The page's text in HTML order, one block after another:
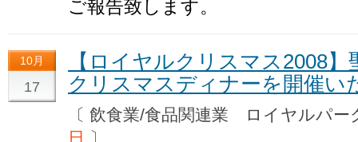
ご報告致します。
10月
17
【ロイヤルクリスマス2008
クリスマスディナーを開催い
〔 飲食業/食品関連業 ロイヤルパ
日
〕